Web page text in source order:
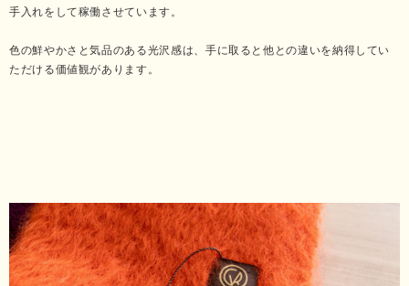
手入れをして稼働させています。
色の鮮やかさと気品のある光沢感は、手に取ると他との違いを納得してい
ただける価値観があります。